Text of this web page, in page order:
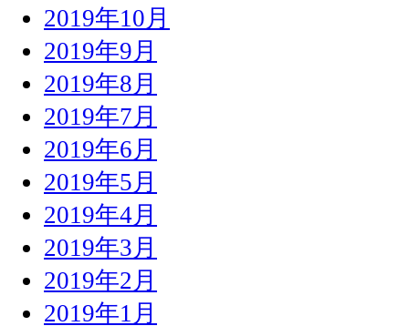
2019年10月
2019年9月
2019年8月
2019年7月
2019年6月
2019年5月
2019年4月
2019年3月
2019年2月
2019年1月